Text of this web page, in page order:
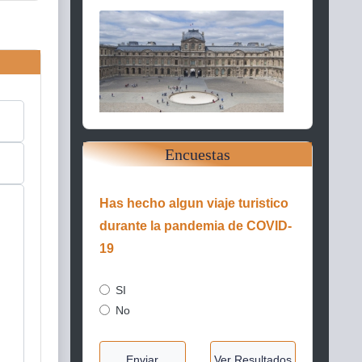
Encuestas
Has hecho algun viaje turistico
durante la pandemia de COVID-
19
SI
No